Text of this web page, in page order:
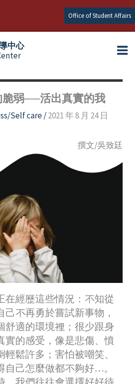
Office of Student Affairs
中心
脆弱──活出真實的我
Self care/2021 年 8 月 24 日
撰文/吳致廷
在經歷這些情況：不知從
不再勇於嘗試新事物，
舒適的環境裡；很少跟身
實的感受，像是悲傷、憤
鬆許多；害怕被嘲笑、
自己怎麼做都不夠好…。